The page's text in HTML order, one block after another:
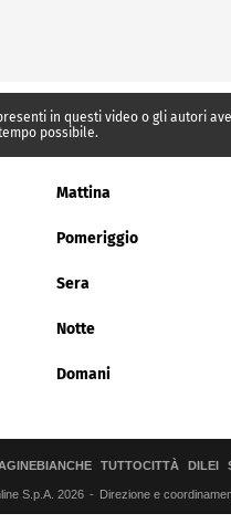
in questi video o gli autori
possibile.
Mattina
Pomeriggio
Sera
Notte
Domani
TUTTOCITTÀ DILEI
S.p.A. 2026 Direzione e